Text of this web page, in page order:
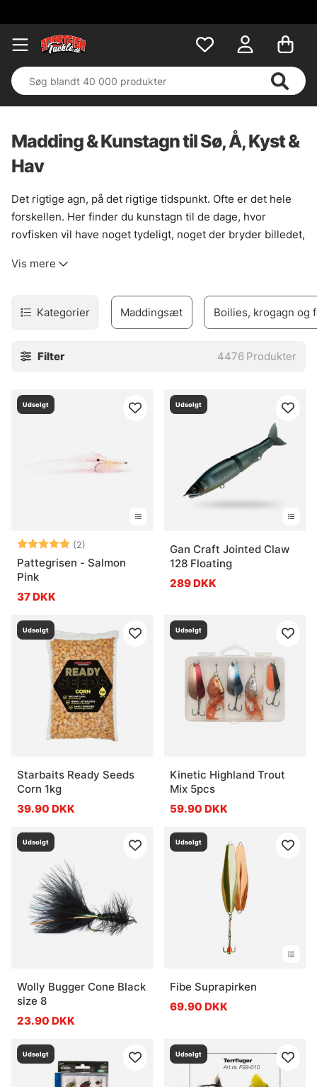
Madding & Kunstagn til Sø, Å, Kyst &
Hav
Det rigtige agn, på det rigtige tidspunkt. Ofte er det hele
forskellen. Her finder du kunstagn til de dage, hvor
rovfisken vil have noget tydeligt, noget der bryder billedet,
gedde langs sivkanter, aborre i strømkanter og sandart,
Til fiskeri hvor gangen styres med stangtoppen, er
et stærkt valg. Korte ryk, pauser, ny retning. Når
passercrankbaits og woblere
ofte bedre. Og når
vandet, er
et klogt kort. Små forskelle. Stor
effekt.
Ofte stillede spørgsmål om kunstagn
Hvad er kunstagn?
Hvad er et jerkbait?
Hvad er en wobbler?
Hvad er en swimbait?
Vis mere
Kategorier Maddingsæt Boilies, krogagn og
Filter 4476 Produkter
Udsolgt
Vurdering: (2)
5.0 ud af 5 stjerner
Pattegrisen - Salmon
Pink
37 DKK
Udsolgt
Gan Craft Jointed Claw
128 Floating
289 DKK
Udsolgt
Starbaits Ready Seeds
Corn 1kg
39.90 DKK
Udsolgt
Kinetic Highland Trout
Mix 5pcs
59.90 DKK
Udsolgt
Wolly Bugger Cone Black
size 8
23.90 DKK
Udsolgt
Fibe Suprapirken
69.90 DKK
Udsolgt Udsolgt